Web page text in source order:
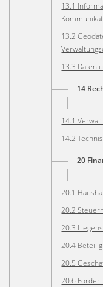
13.1
13.2
13.3 Daten
14
14.1
14.2
20
20.1
20.2 Steuern
20.3
20.4
20.5
20.6